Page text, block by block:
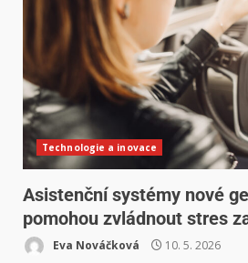
Technologie a inovace
Asistenční systémy nové
pomohou zvládnout stres
Eva Nováčková 10. 5. 2026